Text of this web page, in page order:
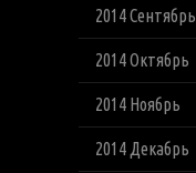
2014 Сентябрь
2014 Октябрь
2014 Ноябрь
2014 Декабрь